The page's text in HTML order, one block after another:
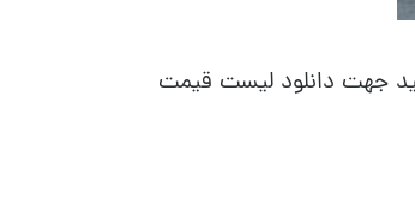
جهت دانلود لیست قیمت